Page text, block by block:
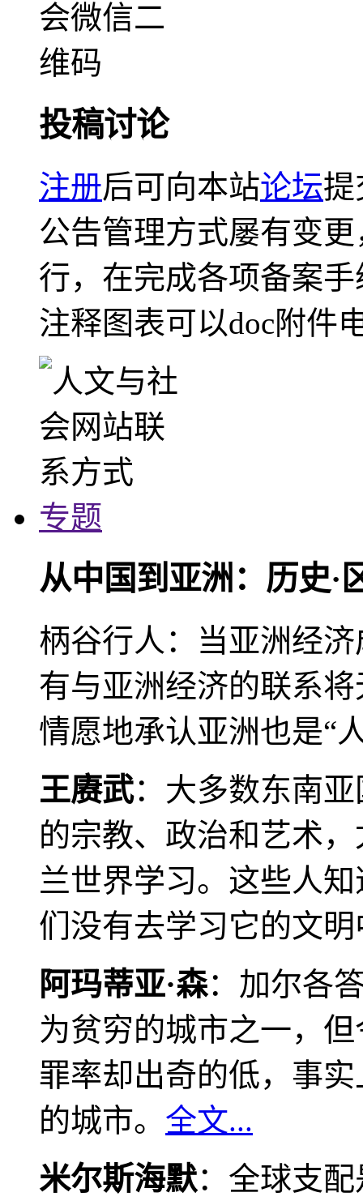
投稿讨论
注册后可向本站论坛提
公告管理方式屡有变
行，在完成各项备案
注释图表可以doc附件
专题
从中国到亚洲：历史·
柄谷行人：当亚洲经
有与亚洲经济的联系
情愿地承认亚洲也是“
王赓武：大多数东南
的宗教、政治和艺术
兰世界学习。这些人
们没有去学习它的文
阿玛蒂亚·森：加尔各
为贫穷的城市之一，
罪率却出奇的低，事
的城市。 全文...
米尔斯海默：全球支